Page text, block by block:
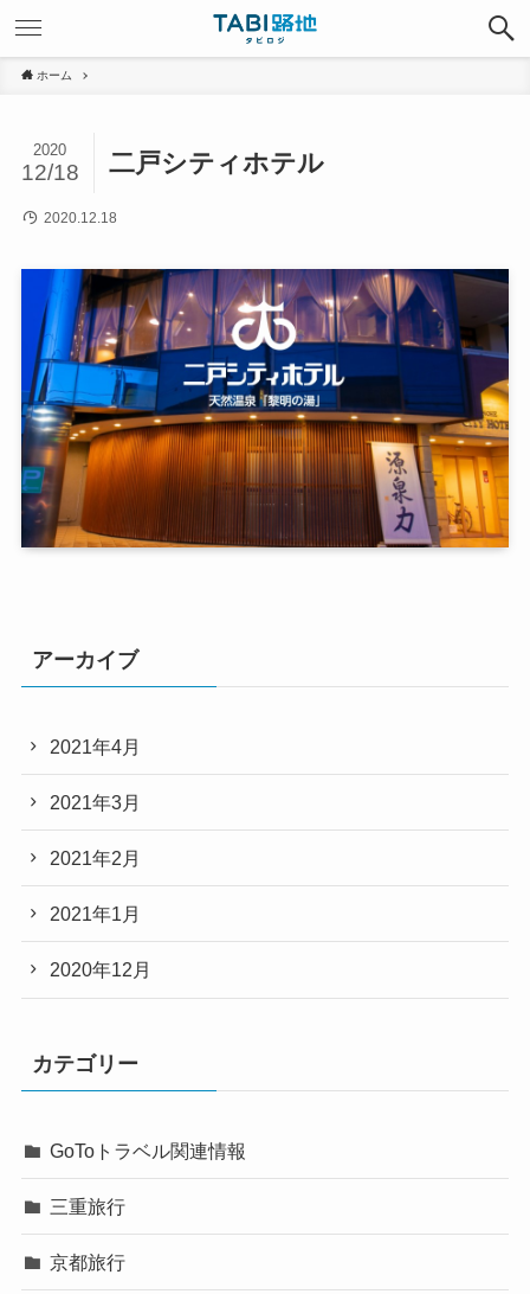
ホーム
二戸シティホテル
2020
12/18
2020.12.18
アーカイブ
2021年4月
2021年3月
2021年2月
2021年1月
2020年12月
カテゴリー
GoToトラベル関連情報
三重旅行
京都旅行